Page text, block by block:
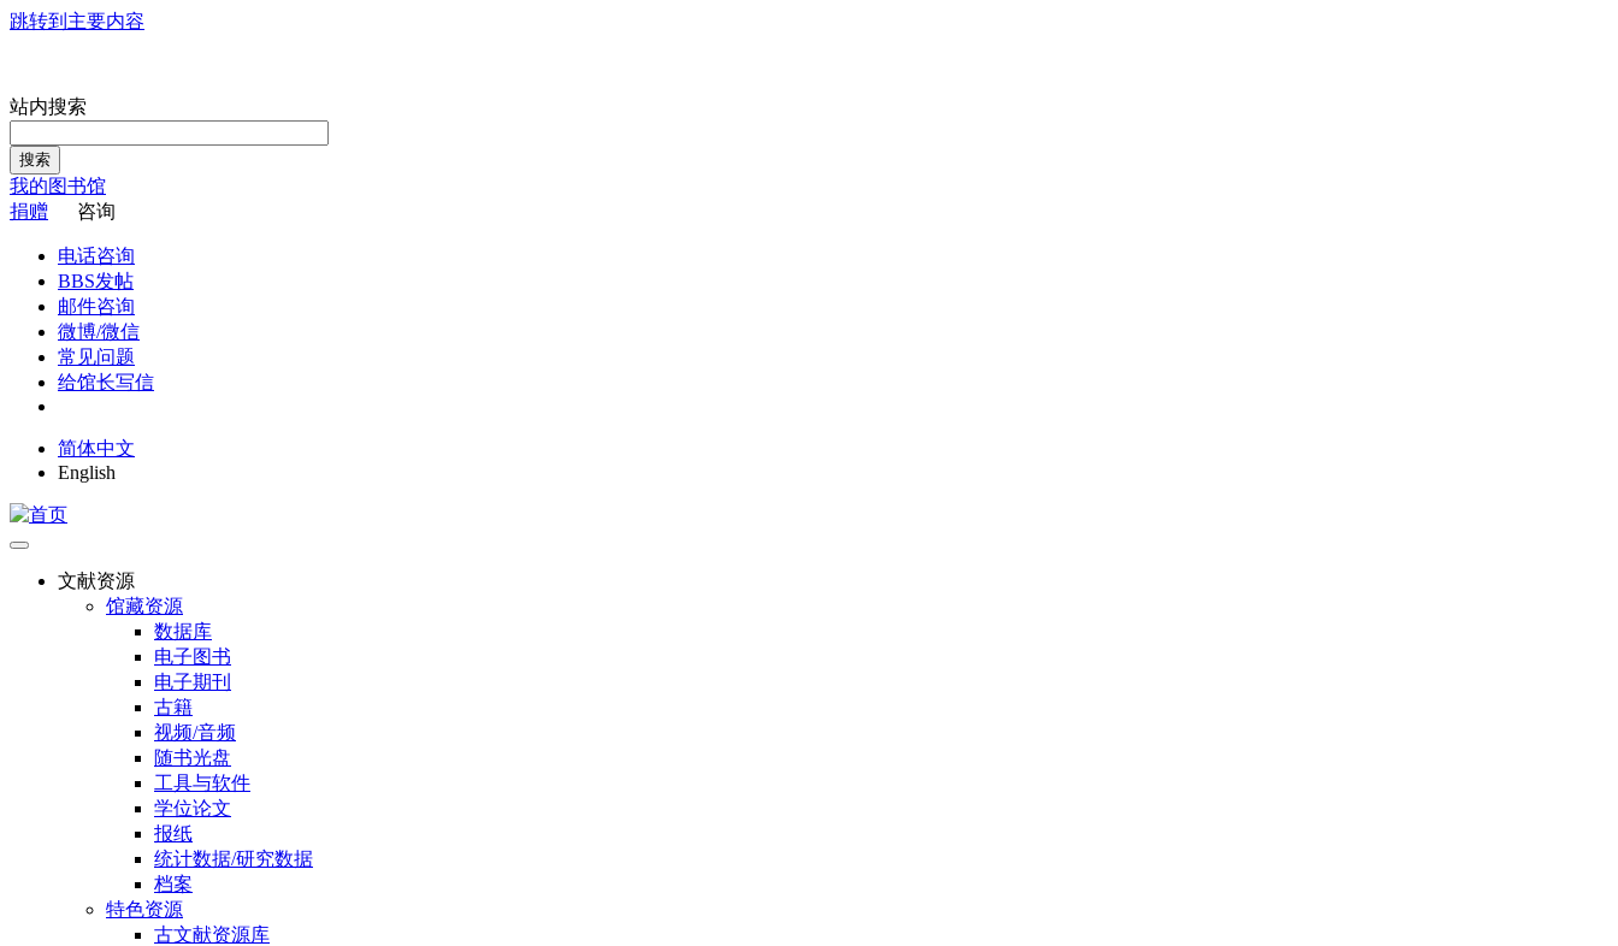
跳转到主要内容
站内搜索
搜索
我的图书馆
捐赠
咨询
电话咨询
BBS发帖
邮件咨询
微博/微信
常见问题
给馆长写信
简体中文
English
文献资源
馆藏资源
数据库
电子图书
电子期刊
古籍
视频/音频
随书光盘
工具与软件
学位论文
报纸
统计数据/研究数据
档案
特色资源
古文献资源库